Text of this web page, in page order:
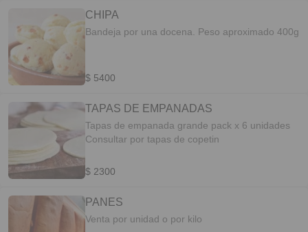
CHIPA
Bandeja por una docena. Peso aproximado 400g
$ 5400
TAPAS DE EMPANADAS
Tapas de empanada grande pack x 6 unidades
Consultar por tapas de copetin
$ 2300
PANES
Venta por unidad o por kilo